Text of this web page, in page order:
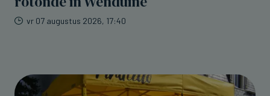
vr 07 augustus 2026, 17:40